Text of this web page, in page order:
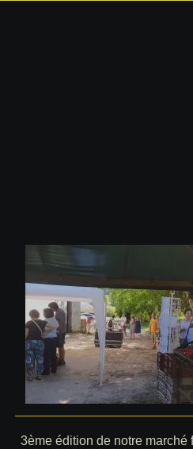
3ème édition de notre marché